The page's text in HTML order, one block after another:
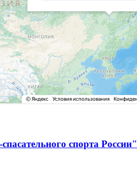
спорта России"